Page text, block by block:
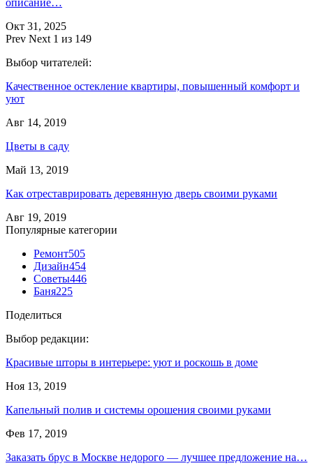
описание…
Окт 31, 2025
Prev Next 1 из 149
Выбор читателей:
Качественное остекление квартиры, повышенный комфорт и
уют
Авг 14, 2019
Цветы в саду
Май 13, 2019
Как отреставрировать деревянную дверь своими руками
Авг 19, 2019
Популярные категории
Ремонт505
Дизайн454
Советы446
Баня225
Поделиться
Выбор редакции:
Красивые шторы в интерьере: уют и роскошь в доме
Ноя 13, 2019
Капельный полив и системы орошения своими руками
Фев 17, 2019
Заказать брус в Москве недорого — лучшее предложение на…